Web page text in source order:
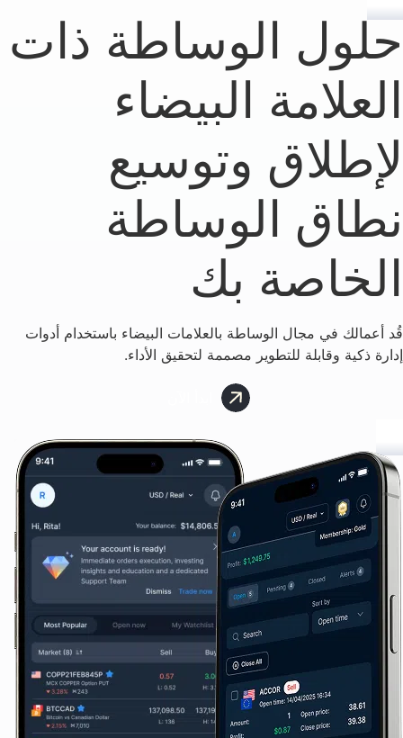
حلول الوساطة ذات
العلامة البيضاء
لإطلاق وتوسيع
نطاق الوساطة
الخاصة بك
قُد أعمالك في مجال الوساطة بالعلامات البيضاء باستخدام أدوات
إدارة ذكية وقابلة للتطوير مصممة لتحقيق الأداء.